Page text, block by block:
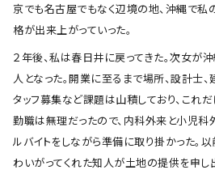
京でも名古屋でもなく辺境の地、沖縄で
格が出来上がっていった。
２年後、私は春日井に戻ってきた。次女が
人となった。開業に至るまで場所、設計士
タッフ募集など課題は山積しており、これ
勤職は無理だったので、内科外来と小児科
ルバイトをしながら準備に取り掛かった。
わいがってくれた知人が土地の提供を申し